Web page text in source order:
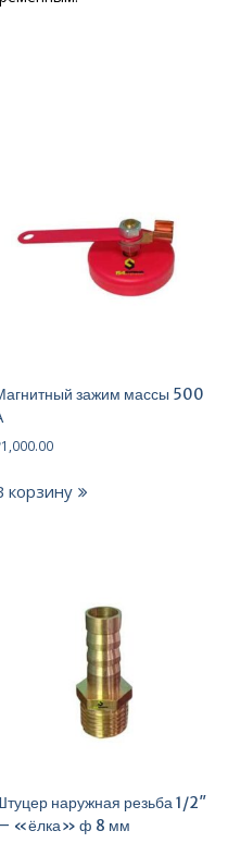
зажим массы 500
1,000.00
корзину
наружная резьба 1/2″
«ёлка» ф 8 мм